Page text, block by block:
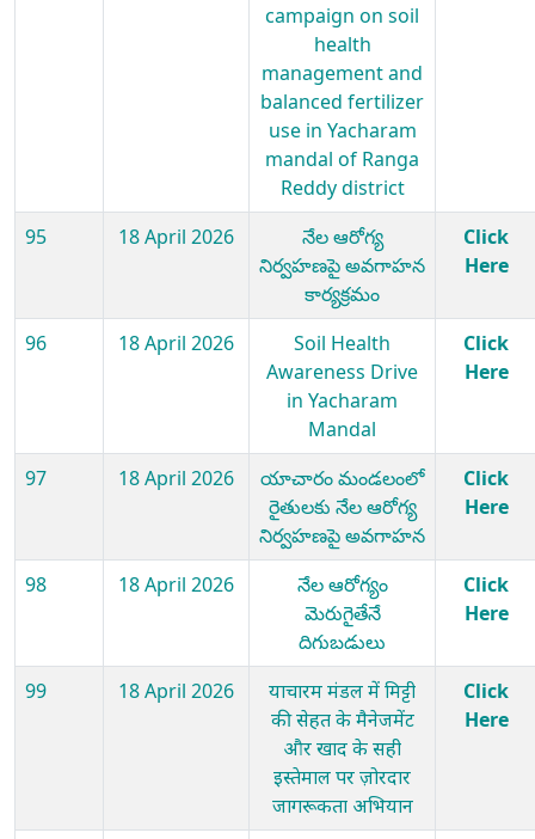
campaign on soil
health
management and
balanced fertilizer
use in Yacharam
mandal of Ranga
Reddy district
95 18 April 2026
నేల ఆరోగ్య
నిర్వహణపై అవగాహన
కార్యక్రమం
Click
Here
96 18 April 2026
Soil Health
Awareness Drive
in Yacharam
Mandal
Click
Here
97 18 April 2026
యాచారం మండలంలో
రైతులకు నేల ఆరోగ్య
నిర్వహణపై అవగాహన
Click
Here
98 18 April 2026
నేల ఆరోగ్యం
మెరుగైతేనే
దిగుబడులు
Click
Here
99 18 April 2026
याचारम मंडल में मिट्टी
की सेहत के मैनेजमेंट
और खाद के सही
इस्तेमाल पर ज़ोरदार
जागरूकता अभियान
Click
Here